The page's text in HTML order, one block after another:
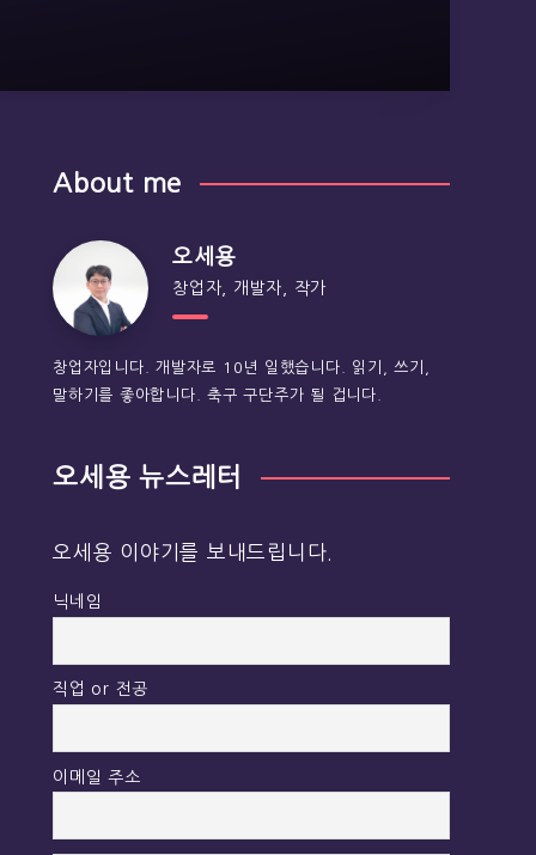
About me
오세용
창업자, 개발자, 작가
창업자입니다. 개발자로 10년 일했습니다. 읽기, 쓰기,
말하기를 좋아합니다. 축구 구단주가 될 겁니다.
오세용 뉴스레터
오세용 이야기를 보내드립니다.
닉네임
직업 or 전공
이메일 주소